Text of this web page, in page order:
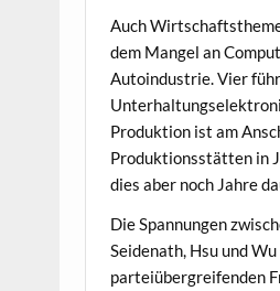
Auch
dem Man­gel an
Autoin­dus­trie. Vier
Pro­duk­tion ist am
Pro­duk­tion­sstät­ten in
dies aber noch Jahre
Die Span­nun­gen
Sei­de­nath, Hsu und
parteiüber­greifend­en